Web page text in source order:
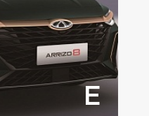
E